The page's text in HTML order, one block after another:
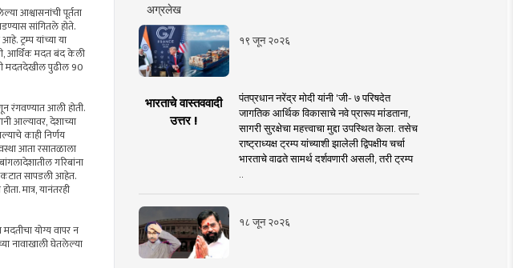
आश्वासनांची पूर्तता
सांगितले होते.
ट्रम्प यांच्या या
आर्थिक मदत बंद केली
मदतदेखील पुढील 90
रंगवण्यात आली होती.
आल्यावर, देशाच्या
काही निर्णय
आता रसातळाला
गरिबांना
सापडली आहेत.
मात्र, यानंतरही
योग्य वापर न
नावाखाली घेतलेल्या
अग्रलेख
१९ जून २०२६
भारताचे वास्तववादी
उत्तर !
पंतप्रधान नरेंद्र मोदी यांनी 'जी- ७ परिषदेत
जागतिक आर्थिक विकासाचे नवे प्रारूप मांडताना,
सागरी सुरक्षेचा महत्त्वाचा मुद्दा उपस्थित केला. तसेच
राष्ट्राध्यक्ष ट्रम्प यांच्याशी झालेली द्विपक्षीय चर्चा
भारताचे वाढते सामर्थ दर्शवणारी असली, तरी ट्रम्प
१८ जून २०२६